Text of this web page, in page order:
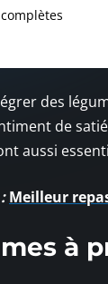
des
de
aussi
Meilleur
à